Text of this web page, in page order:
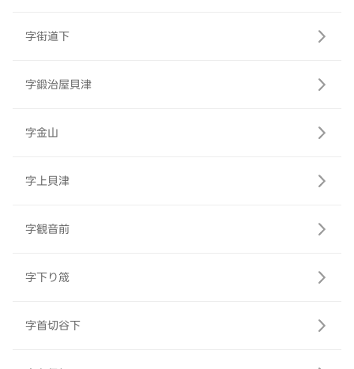
字街道下
字鍛治屋貝津
字金山
字上貝津
字観音前
字下り筬
字首切谷下